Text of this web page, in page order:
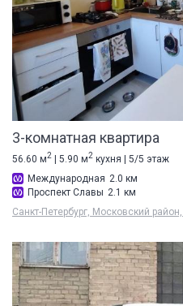
3-комнатная квартира
56.60 м2 | 5.90 м2 кухня | 5/5 этаж
Международная 2.0 км
Проспект Славы 2.1 км
Санкт-Петербург, Московский